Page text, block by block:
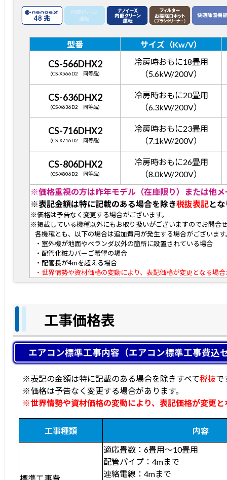
型番 サイズ（Kw/V）
CS-566DHX2
(CS-X566D2 同等品)
冷房時おもに18畳用
（5.6kW/200V）
CS-636DHX2
(CS-X636D2 同等品)
冷房時おもに20畳用
（6.3kW/200V）
CS-716DHX2
(CS-X716D2 同等品)
冷房時おもに23畳用
（7.1kW/200V）
CS-806DHX2
(CS-X806D2 同等品)
冷房時おもに26畳用
（8.0kW/200V）
※価格重視の方は昨年モデル（在庫限り）または他
※表記金額は特に記載のある場合を除き税抜表記と
※価格は予告なく変更する場合がございます。
※掲載している機種以外にもお取り扱いがございますのでお問合
各機種とも、以下の場合は追加費用が発生する場合がございます
・室外機が地面やベランダ以外の箇所に設置されている場合
・配管化粧カバーご希望の場合
・配管長が4mを超える場合
・世界情勢や資材価格の変動により、表記価格が変更となる場
工事価格表
エアコン標準工事内容（エアコン標準工事費込
※表記の金額は特に記載のある場合を除きすべて税抜で
※価格は予告なく変更する場合があります。
※世界情勢や資材価格の変動により、表記価格が変更と
工事種類 内容
適応畳数：6畳用～10畳用
配管パイプ：4mまで
連絡電線：4mまで